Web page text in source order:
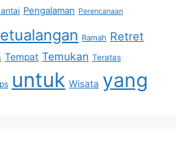
Pengalaman Perencanaan
Ramah Retret
Tempat Temukan Teratas
untuk Wisata yang